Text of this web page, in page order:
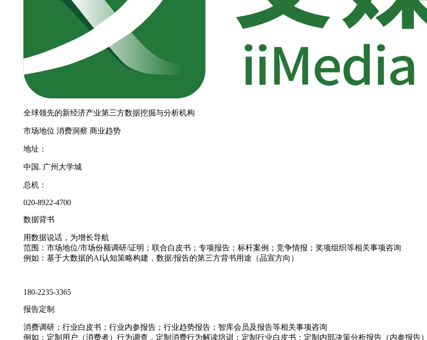
全球领先的新经济产业第三方数据挖掘与分析机构
市场地位 消费洞察 商业趋势
地址：
中国. 广州大学城
总机：
020-8922-4700
数据背书
用数据说话，为增长导航
范围：市场地位/市场份额调研/证明；联合白皮书；专项报告；标杆案例；竞争情报；奖项组织等相关事项咨询
例如：基于大数据的AI认知策略构建，数据/报告的第三方背书用途（品宣方向）
180-2235-3365
报告定制
消费调研；行业白皮书；行业内参报告；行业趋势报告；智库会员及报告等相关事项咨询
例如：定制用户（消费者）行为调查，定制消费行为解读培训；定制行业白皮书；定制内部决策分析报告（内参报告）